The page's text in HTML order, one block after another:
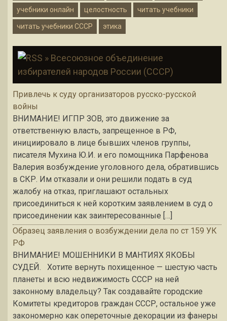
учебники онлайн целостность читать учебники
читать учебники СССР этика
» Всесоюзное объединение
избирателей народов России (СССР)
Привлечь к суду организаторов русско-русской
войны
ВНИМАНИЕ! ИГПР ЗОВ, это движение за
ответственную власть, запрещенное в РФ,
инициировало в лице бывших членов группы,
писателя Мухина Ю.И. и его помощника Парфенова
Валерия возбуждение уголовного дела, обратившись
в СКР. Им отказали и они решили подать в суд
жалобу на отказ, приглашают остальных
присоединиться к ней коротким заявлением в суд о
присоединении как заинтересованные […]
Образец заявления о возбуждении дела по ст 159 УК
РФ
ВНИМАНИЕ! МОШЕННИКИ В МАНТИЯХ ЯКОБЫ
СУДЕЙ. Хотите вернуть похищенное — шестую часть
планеты и всю недвижимость СССР на ней
законному владельцу? Так создавайте городские
Комитеты кредиторов граждан СССР, остальное уже
закономерно как опереточные декорации из фанеры